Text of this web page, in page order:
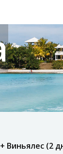
Виньялес (2